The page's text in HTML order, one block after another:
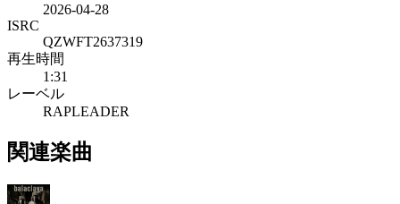
2026-04-28
ISRC
QZWFT2637319
再生時間
1:31
レーベル
RAPLEADER
関連楽曲